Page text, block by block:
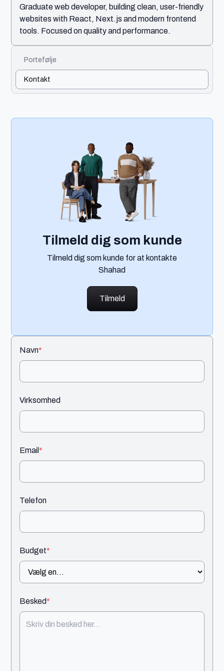
Graduate web developer, building clean, user-friendly
websites with React, Next.js and modern frontend
tools. Focused on quality and performance.
Portefølje
Kontakt
Tilmeld dig som kunde
Tilmeld dig som kunde for at kontakte
Shahad
Tilmeld
Navn*
Virksomhed
Email*
Telefon
Budget*
Besked*